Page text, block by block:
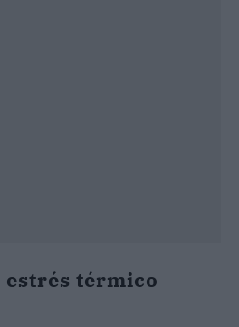
estrés térmico